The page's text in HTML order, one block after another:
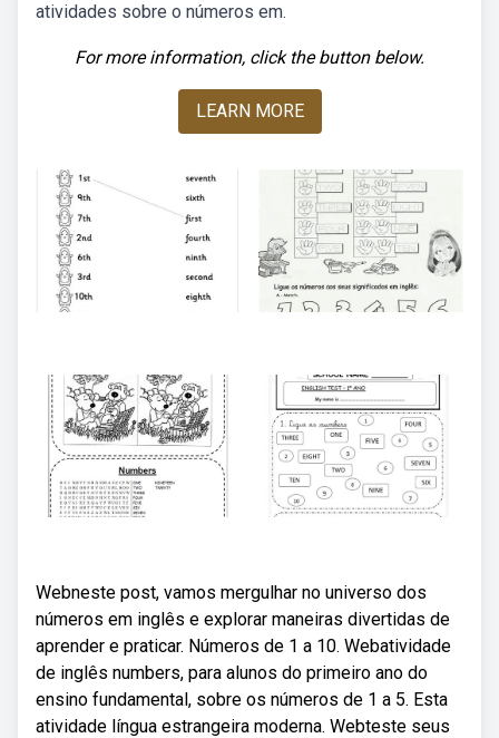
atividades sobre o números em.
For more information, click the button below.
LEARN MORE
Webneste post, vamos mergulhar no universo dos
números em inglês e explorar maneiras divertidas de
aprender e praticar. Números de 1 a 10. Webatividade
de inglês numbers, para alunos do primeiro ano do
ensino fundamental, sobre os números de 1 a 5. Esta
atividade língua estrangeira moderna. Webteste seus